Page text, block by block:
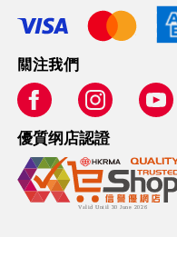
關注我們
優質纲店認證